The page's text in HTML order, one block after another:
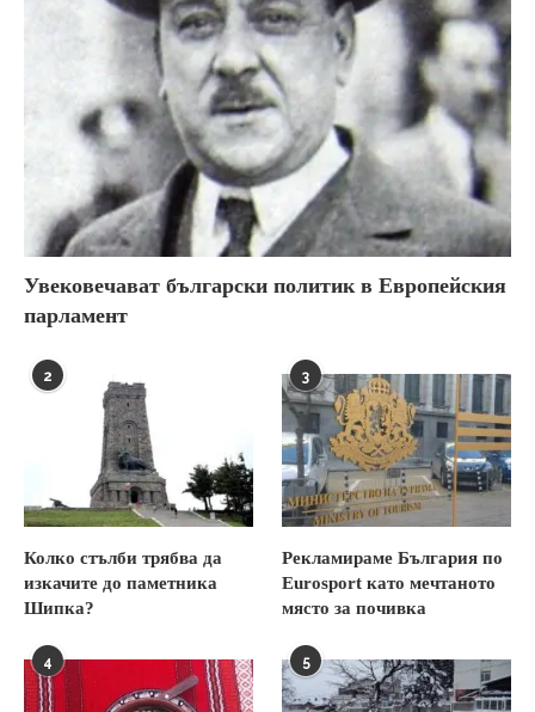
Увековечават български политик в Европейския
парламент
2
Колко стълби трябва да
изкачите до паметника
Шипка?
3
Рекламираме България по
Eurosport като мечтаното
място за почивка
4 5